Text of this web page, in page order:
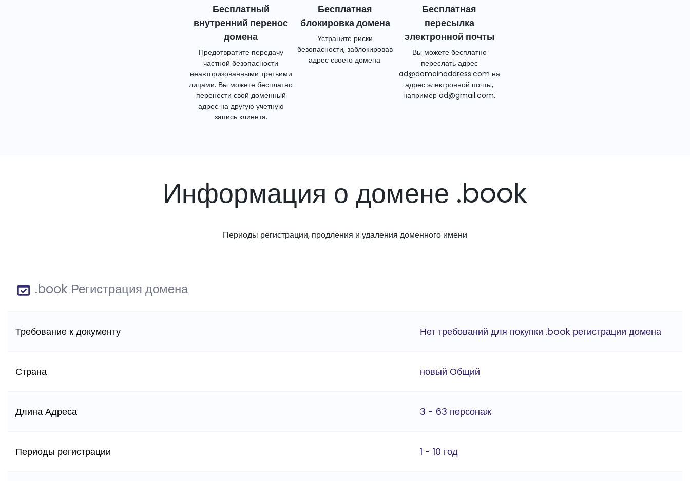
Бесплатный
внутренний перенос
домена
Предотвратите передачу
частной безопасности
неавторизованными третьими
лицами. Вы можете бесплатно
перенести свой доменный
адрес на другую учетную
запись клиента.
Бесплатная
блокировка домена
Устраните риски
безопасности, заблокировав
адрес своего домена.
Бесплатная
пересылка
электронной почты
Вы можете бесплатно
переслать адрес
ad@domainaddress.com на
адрес электронной почты,
например ad@gmail.com.
Информация о домене .book
Периоды регистрации, продления и удаления доменного имени
.book Регистрация домена
Требование к документу Нет требований для покупки .book регистрации домена
Страна новый Общий
Длина Адреса 3 - 63 персонаж
Периоды регистрации 1 - 10 год